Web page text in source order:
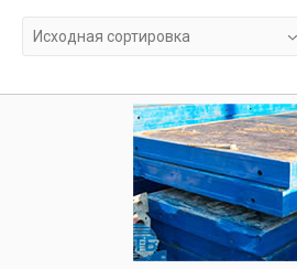
Исходная сортировка